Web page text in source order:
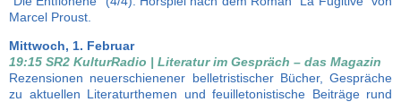
Marcel Proust.
Mittwoch, 1. Februar
19:15 SR2 KulturRadio | Literatur im Gespräch – das Magazin
Rezensionen neuerschienener belletristischer Bücher, Gespräche
zu aktuellen Literaturthemen und feuilletonistische Beiträge rund